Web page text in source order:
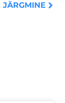
JÄRGMINE